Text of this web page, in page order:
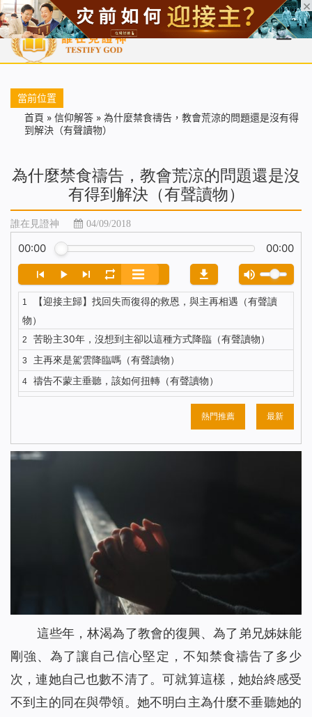
首頁 每日靈糧 天國福音 基督徒見證 信仰解答 聖經
當前位置
首頁 » 信仰解答 » 為什麼禁食禱告，教會荒涼的問題還是沒有得
到解決（有聲讀物）
為什麼禁食禱告，教會荒涼的問題還是沒
有得到解決（有聲讀物）
誰在見證神 04/09/2018
00:00 00:00
1
【迎接主歸】找回失而復得的救恩，與主再相遇（有聲讀
物）
2 苦盼主30年，沒想到主卻以這種方式降臨（有聲讀物）
3 主再來是駕雲降臨嗎（有聲讀物）
4 禱告不蒙主垂聽，該如何扭轉（有聲讀物）
五餅二魚背後，主耶穌的心思到底是什麼？（有聲讀物）
你知道主耶穌復活顯現的更深意義嗎？（有聲讀物）
7 對聖經的這種觀念，讓我險些錯過主的再來（有聲讀物）
我終於明白了什麼才是有意義的人生（有聲讀物）
注重神的聲音才能迎接到主重歸（有聲讀物）
識破撒但詭計後，聚會親近神我不再缺席（有聲讀物）
與其昧著良心工作 不如做誠實人大膽地說NO（有聲讀物）
聖經中得救與進天國其實是兩碼事（有聲讀物）
依靠神，收穫的不只是工作（有聲讀物）
身患淋巴癌，是神將我從死亡邊緣救回（有聲讀物）
16
神的話語帶領我走出家人圍攻（有聲讀物）
19 看！主耶穌已「駕雲降臨」（有聲讀物）
熱門推薦 最新
這些年，林渴為了教會的復興、為了弟兄姊妹能
剛強、為了讓自己信心堅定，不知禁食禱告了多少
次，連她自己也數不清了。可就算這樣，她始終感受
不到主的同在與帶領。她不明白主為什麼不垂聽她的